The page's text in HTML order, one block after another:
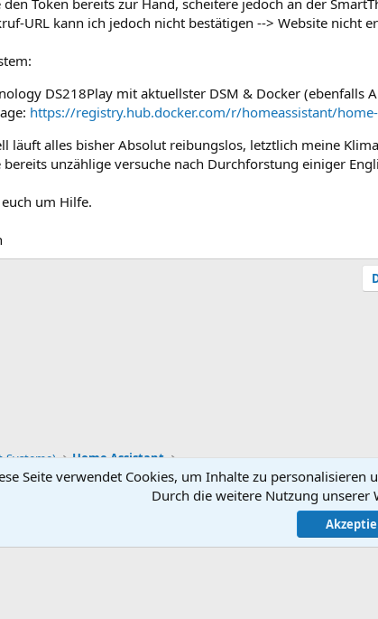
URL kann ich jedoch nicht bestätigen --> Website nicht
DS218Play mit aktuellster DSM & Docker (ebenfalls
https://registry.hub.docker.com/r/homeassistant/
läuft alles bisher Absolut reibungslos, letztlich meine
bereits unzählige versuche nach Durchforstung einiger
um Hilfe.
Systeme) Home Assistant
Community platform by
Seite verwendet Cookies, um Inhalte zu
Durch die weitere Nutzung unserer